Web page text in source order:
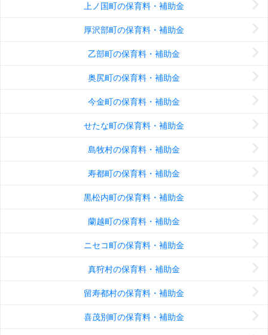
上ノ国町の保育料・補助金
厚沢部町の保育料・補助金
乙部町の保育料・補助金
奥尻町の保育料・補助金
今金町の保育料・補助金
せたな町の保育料・補助金
島牧村の保育料・補助金
寿都町の保育料・補助金
黒松内町の保育料・補助金
蘭越町の保育料・補助金
ニセコ町の保育料・補助金
真狩村の保育料・補助金
留寿都村の保育料・補助金
喜茂別町の保育料・補助金